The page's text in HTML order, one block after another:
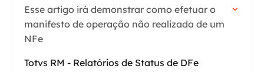
Esse artigo irá demonstrar como efetuar o
manifesto de operação não realizada de um
NFe
Totvs RM - Relatórios de Status de DFe